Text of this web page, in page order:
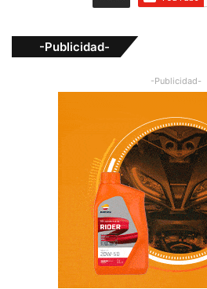
-Publicidad-
-Publicidad-